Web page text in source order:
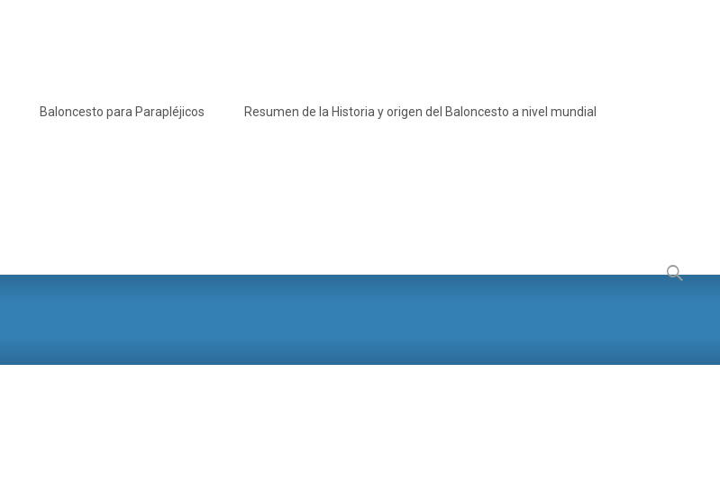
Baloncesto para Parapléjicos Resumen de la Historia y origen del Baloncesto a nivel mundial
Buscar: